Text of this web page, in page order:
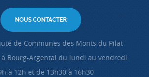
NOUS CONTACTER
de Communes des Monts du Pilat
Bourg-Argental du lundi au vendredi
à 12h et de 13h30 à 16h30